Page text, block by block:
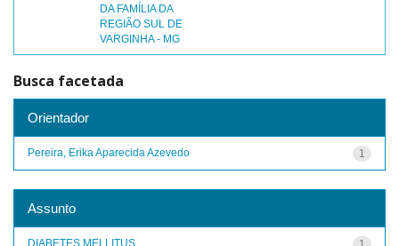
DA FAMÍLIA DA
REGIÃO SUL DE
VARGINHA - MG
Busca facetada
Orientador
1
Pereira, Erika Aparecida Azevedo
Assunto
DIABETES MELLITUS